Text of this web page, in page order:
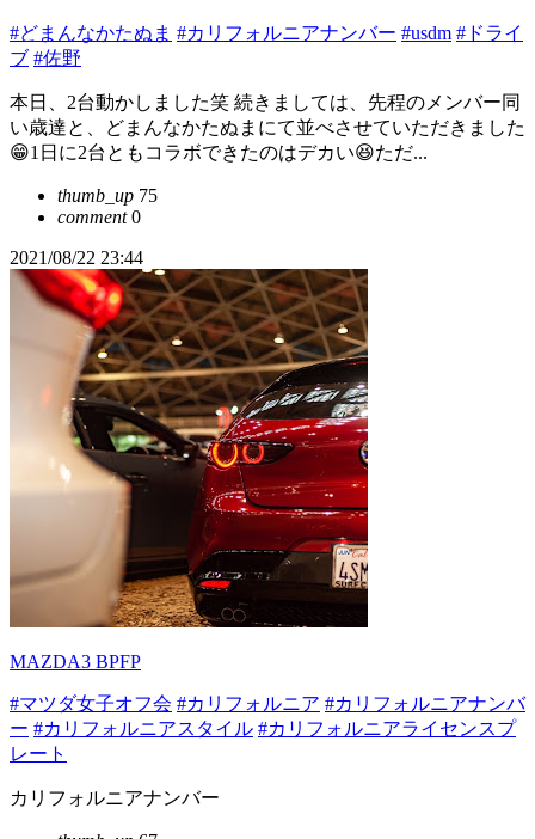
#どまんなかたぬま #カリフォルニアナンバー #usdm #ドライ
ブ #佐野
本日、2台動かしました笑 続きましては、先程のメンバー同
い歳達と、どまんなかたぬまにて並べさせていただきました
😁1日に2台ともコラボできたのはデカい😆ただ...
thumb_up 75
comment0
2021/08/22 23:44
MAZDA3 BPFP
#マツダ女子オフ会 #カリフォルニア #カリフォルニアナンバ
ー #カリフォルニアスタイル #カリフォルニアライセンスプ
レート
カリフォルニアナンバー